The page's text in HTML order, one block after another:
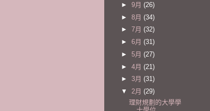
► 9月 (26)
► 8月 (34)
► 7月 (32)
► 6月 (31)
► 5月 (27)
► 4月 (21)
► 3月 (31)
▼ 2月 (29)
理財規劃的大學學